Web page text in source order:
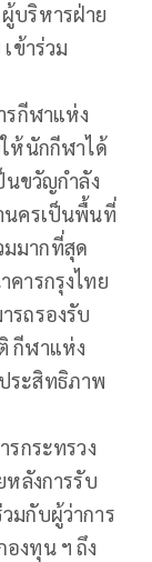
บริหารฝ่าย
ข้าร่วม
รกีฬาแห่ง
ห้นักกีฬาได้
นขวัญกำลัง
นครเป็นพื้นที่
มมากที่สุด
คารกรุงไทย
รถรองรับ
กีฬาแห่ง
ระสิทธิภาพ
รกระทรวง
หลังการรับ
มกับผู้ว่าการ
งทุน ฯ ถึง